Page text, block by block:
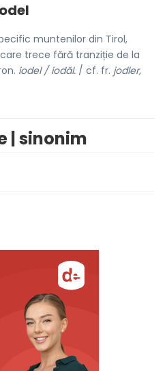
muntenilor din Tirol,
trece fără tranziție de la
iodel / iodăl. / cf. fr. jodler,
| sinonim